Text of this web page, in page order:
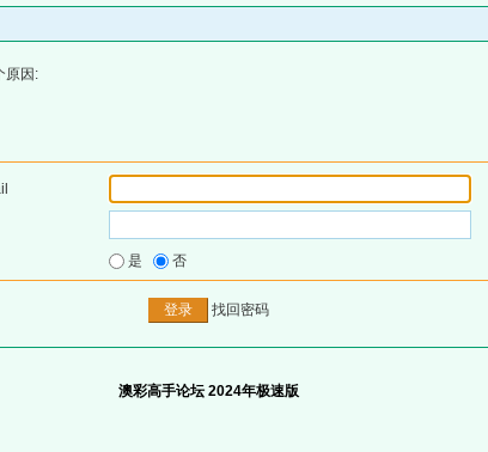
原因:
是 否
找回密码
澳彩高手论坛 2024年极速版